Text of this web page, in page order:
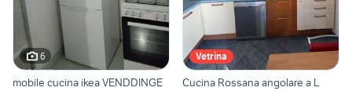
6
mobile cucina ikea VENDDINGE
Vetrina
Cucina Rossana angolare a L